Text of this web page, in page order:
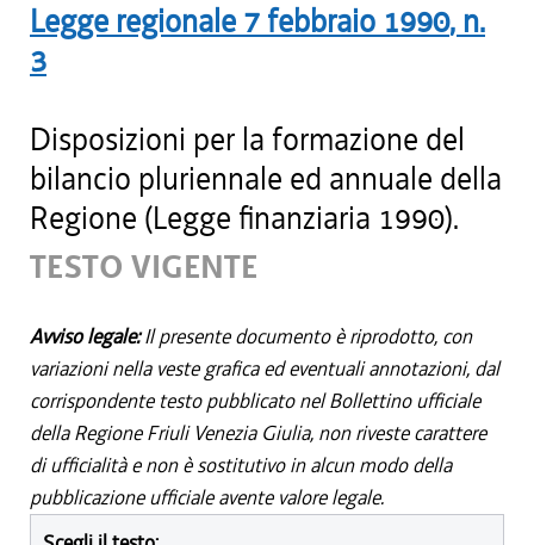
Legge regionale 7 febbraio 1990, n.
3
Disposizioni per la formazione del
bilancio pluriennale ed annuale della
Regione (Legge finanziaria 1990).
TESTO VIGENTE
Avviso legale:Il presente documento è riprodotto, con
variazioni nella veste grafica ed eventuali annotazioni, dal
corrispondente testo pubblicato nel Bollettino ufficiale
della Regione Friuli Venezia Giulia, non riveste carattere
di ufficialità e non è sostitutivo in alcun modo della
pubblicazione ufficiale avente valore legale.